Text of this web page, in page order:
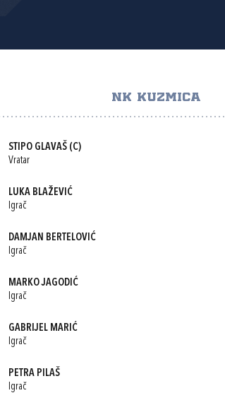
NK KUZMICA
STIPO GLAVAŠ(C)
Vratar
LUKA BLAŽEVIĆ
Igrač
DAMJAN BERTELOVIĆ
Igrač
MARKO JAGODIĆ
Igrač
GABRIJEL MARIĆ
Igrač
PETRA PILAŠ
Igrač